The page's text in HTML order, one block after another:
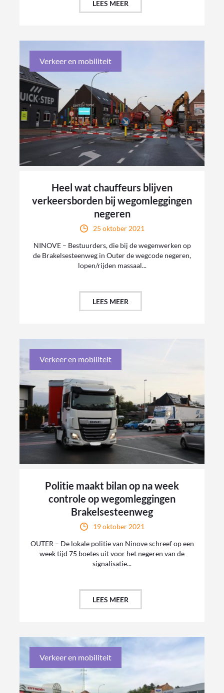
LEES MEER
Verkeer en mobiliteit
Heel wat chauffeurs blijven
verkeersborden bij wegomleggingen
negeren
25 oktober 2021
NINOVE – Bestuurders, die bij de wegenwerken op
de Brakelsesteenweg in Outer de wegcode negeren,
lopen/rijden massaal...
LEES MEER
Verkeer en mobiliteit
Politie maakt bilan op na week
controle op wegomleggingen
Brakelsesteenweg
19 oktober 2021
OUTER – De lokale politie van Ninove schreef op een
week tijd 75 boetes uit voor het negeren van de
signalisatie...
LEES MEER
Verkeer en mobiliteit